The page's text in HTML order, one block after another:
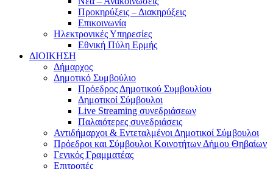
Προκηρύξεις – Διακηρύξεις
Επικοινωνία
Ηλεκτρονικές Υπηρεσίες
Εθνική Πύλη Ερμής
ΔΙΟΙΚΗΣΗ
Δήμαρχος
Δημοτικό Συμβούλιο
Πρόεδρος Δημοτικού Συμβουλίου
Δημοτικοί Σύμβουλοι
Live Streaming συνεδριάσεων
Παλαιότερες συνεδριάσεις
Αντιδήμαρχοι & Εντεταλμένοι Δημοτικοί Σύμβουλοι
Πρόεδροι και Σύμβουλοι Κοινοτήτων Δήμου Θηβαίων
Γενικός Γραμματέας
Επιτροπές